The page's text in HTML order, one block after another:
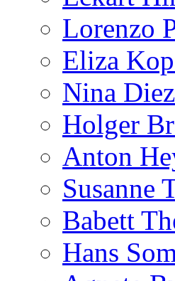
Lorenzo
Eliza
Nina
Holger
Anton
Susanne
Babett
Hans